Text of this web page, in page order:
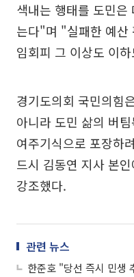
색내는 행태를 도민은
는다"며 "실패한 예산
임회피 그 이상도 이
경기도의회 국민의힘
아니라 도민 삶의 버
여주기식으로 포장하
드시 김동연 지사 본
강조했다.
관련 뉴스